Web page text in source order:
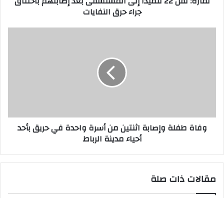
جراء حرق النفايات
وفاة طفلة وإصابة اثنتين من أسرة واحدة في حريق بأحد
أحياء مدينة الرباط
مقالات ذات صلة